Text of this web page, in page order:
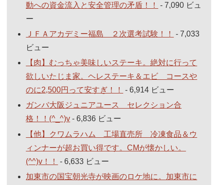
動への資金流入と安全管理の矛盾！！
- 7,090 ビュ
ー
ＪＦＡアカデミー福島 ２次選考試験！！
- 7,033
ビュー
【肉】むっちゃ美味しいステーキ。絶対に行って
欲しいたじま家。ヘレステーキ＆エビ コースや
のに2,500円って安すぎ！！
- 6,914 ビュー
ガンバ大阪ジュニアユース セレクション合
格！！(^_^)v - 6,836 ビュー
【他】クワムラハム 工場直売所 冷凍食品＆ウ
ィンナーが超お買い得です。CMが懐かしい。
(^^)v！！
- 6,633 ビュー
加東市の国宝朝光寺が映画のロケ地に。加東市に